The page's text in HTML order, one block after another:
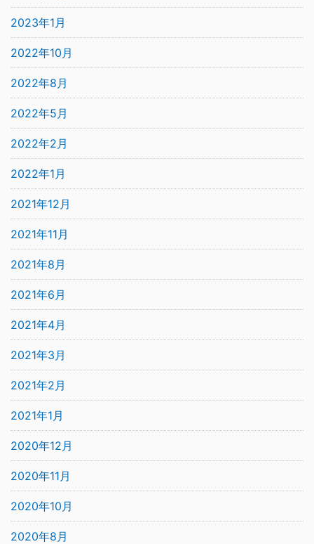
2023年1月
2022年10月
2022年8月
2022年5月
2022年2月
2022年1月
2021年12月
2021年11月
2021年8月
2021年6月
2021年4月
2021年3月
2021年2月
2021年1月
2020年12月
2020年11月
2020年10月
2020年8月